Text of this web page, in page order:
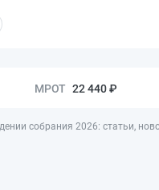
22 440 ₽
собрания 2026: статьи,